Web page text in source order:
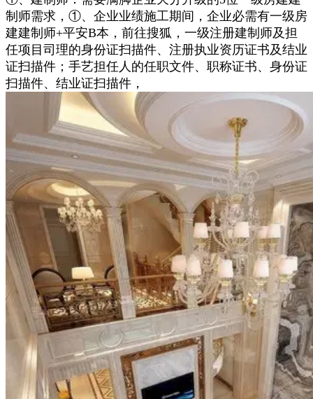
制师需求，①、企业业绩施工期间，企业必需有一级房
建建制师+平安B本，前往搜狐，一级注册建制师及担
任项目司理的身份证扫描件、注册执业资历证书及结业
证扫描件；手艺担任人的任职文件、职称证书、身份证
扫描件、结业证扫描件，